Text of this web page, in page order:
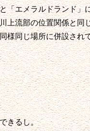
「エメラルドランド」
上流部の位置関係と同
様同じ場所に併設され
きるし。